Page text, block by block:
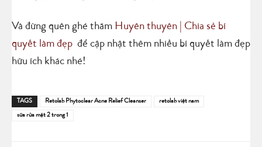
Và đừng quên ghé thăm Huyên thuyên | Chia sẻ bí
quyết làm đẹp để cập nhật thêm nhiều bí quyết làm đẹp
hữu ích khác nhé!
TAGS Retolab Phytoclear Acne Relief Cleanser retolab việt nam
sữa rửa mặt 2 trong 1